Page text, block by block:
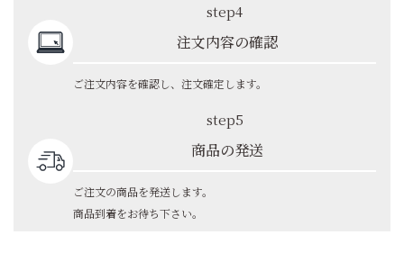
step4
注文内容の確認
ご注文内容を確認し、注文確定します。
step5
商品の発送
ご注文の商品を発送します。
商品到着をお待ち下さい。